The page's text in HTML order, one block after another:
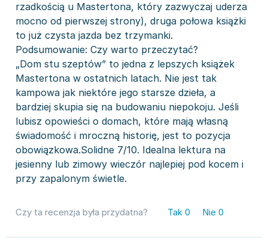
rzadkością u Mastertona, który zazwyczaj uderza
mocno od pierwszej strony), druga połowa książki
to już czysta jazda bez trzymanki.
Podsumowanie: Czy warto przeczytać?
„Dom stu szeptów” to jedna z lepszych książek
Mastertona w ostatnich latach. Nie jest tak
kampowa jak niektóre jego starsze dzieła, a
bardziej skupia się na budowaniu niepokoju. Jeśli
lubisz opowieści o domach, które mają własną
świadomość i mroczną historię, jest to pozycja
obowiązkowa.Solidne 7/10. Idealna lektura na
jesienny lub zimowy wieczór najlepiej pod kocem i
przy zapalonym świetle.
Czy ta recenzja była przydatna? Tak 0 Nie 0